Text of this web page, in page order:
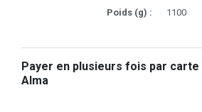
Poids (g) :
1100
Payer en plusieurs fois par
Alma